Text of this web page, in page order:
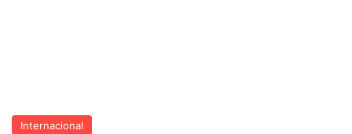
Internacional